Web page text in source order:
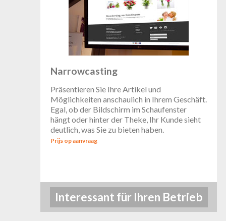
Narrowcasting
Präsentieren Sie Ihre Artikel und
Möglichkeiten anschaulich in Ihrem Geschäft.
Egal, ob der Bildschirm im Schaufenster
hängt oder hinter der Theke, Ihr Kunde sieht
deutlich, was Sie zu bieten haben.
Prijs op aanvraag
Interessant für Ihren Betrieb